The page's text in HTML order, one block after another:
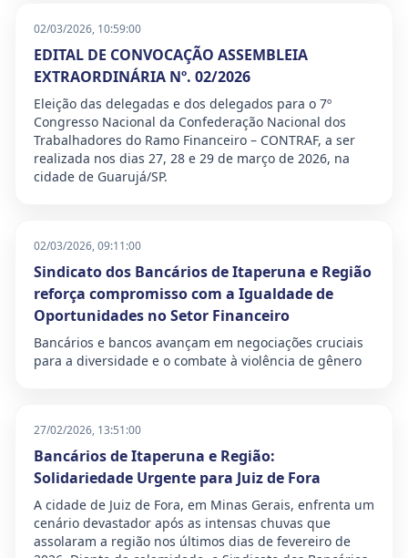
02/03/2026, 10:59:00
EDITAL DE CONVOCAÇÃO ASSEMBLEIA
EXTRAORDINÁRIA Nº. 02/2026
Eleição das delegadas e dos delegados para o 7º
Congresso Nacional da Confederação Nacional dos
Trabalhadores do Ramo Financeiro – CONTRAF, a ser
realizada nos dias 27, 28 e 29 de março de 2026, na
cidade de Guarujá/SP.
02/03/2026, 09:11:00
Sindicato dos Bancários de Itaperuna e Região
reforça compromisso com a Igualdade de
Oportunidades no Setor Financeiro
Bancários e bancos avançam em negociações cruciais
para a diversidade e o combate à violência de gênero
27/02/2026, 13:51:00
Bancários de Itaperuna e Região:
Solidariedade Urgente para Juiz de Fora
A cidade de Juiz de Fora, em Minas Gerais, enfrenta um
cenário devastador após as intensas chuvas que
assolaram a região nos últimos dias de fevereiro de